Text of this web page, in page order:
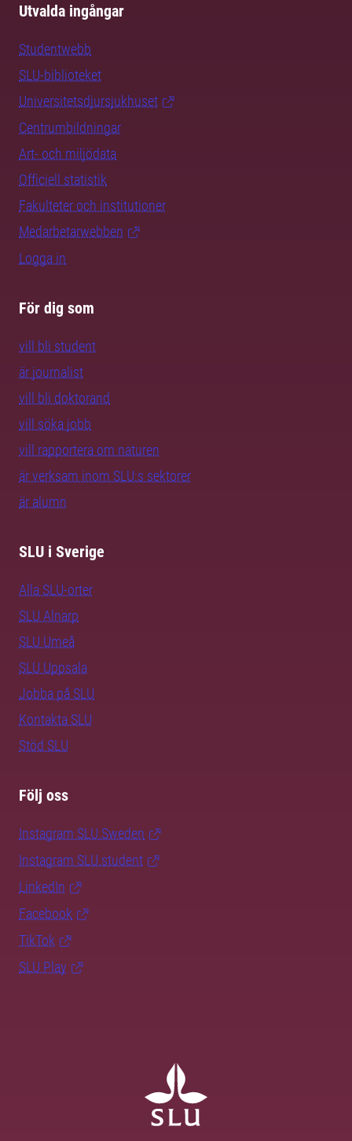
Utvalda ingångar
Studentwebb
SLU-biblioteket
Universitetsdjursjukhuset
Centrumbildningar
Art- och miljödata
Officiell statistik
Fakulteter och institutioner
Medarbetarwebben
Logga in
För dig som
vill bli student
är journalist
vill bli doktorand
vill söka jobb
vill rapportera om naturen
är verksam inom SLU:s sektorer
är alumn
SLU i Sverige
Alla SLU-orter
SLU Alnarp
SLU Umeå
SLU Uppsala
Jobba på SLU
Kontakta SLU
Stöd SLU
Följ oss
Instagram SLU.Sweden
Instagram SLU.student
LinkedIn
Facebook
TikTok
SLU Play